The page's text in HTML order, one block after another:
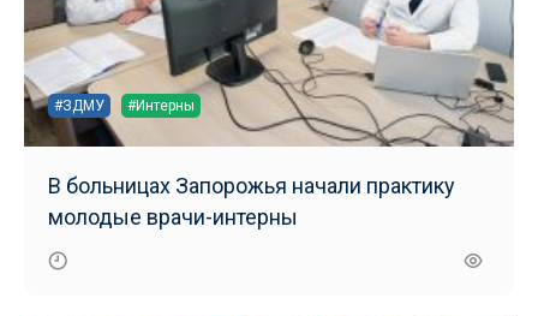
#ЗДМУ #Интерны
В больницах Запорожья начали практику
молодые врачи-интерны